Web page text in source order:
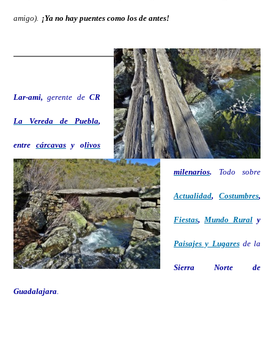
amigo). ¡Ya no hay puentes como los de antes!
Lar-ami,gerente deCR
La Vereda de Puebla,
entre cárcavasy olivos
milenarios. Todo sobre
Actualidad, Costumbres,
Fiestas, Mundo Rural y
Paisajes y Lugares de la
Sierra Norte de
Guadalajara.